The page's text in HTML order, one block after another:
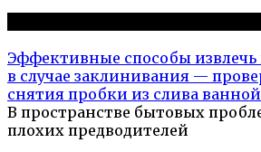
Эффективные способы
в случае заклинивания —
снятия пробки из слива ванной
В пространстве бытовых
плохих предводителей